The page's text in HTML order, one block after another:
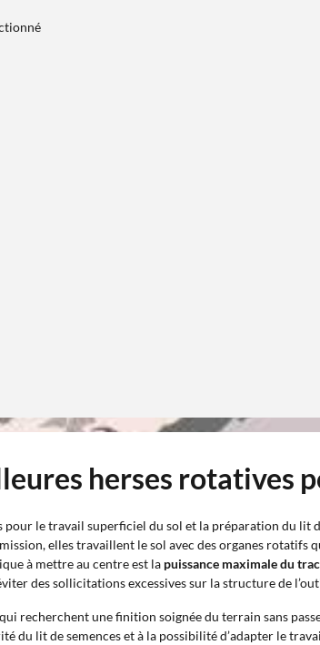
herses rotatives
pour le travail superficiel du sol et la préparation du lit
elles travaillent le sol avec des organes
à mettre au centre est la puissance maximale du
des sollicitations excessives sur la structure de
recherchent une finition soignée du terrain sans
du lit de semences et à la possibilité d’adapter le